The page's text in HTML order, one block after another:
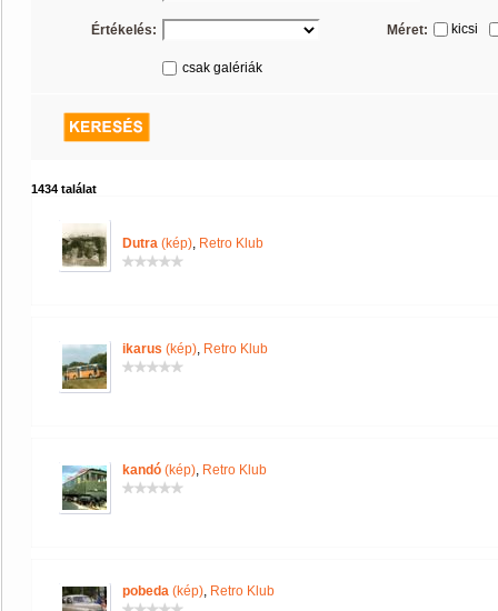
Értékelés: Méret: kicsi
csak galériák
1434 találat
Dutra (kép), Retro Klub
ikarus (kép), Retro Klub
kandó (kép), Retro Klub
pobeda (kép), Retro Klub